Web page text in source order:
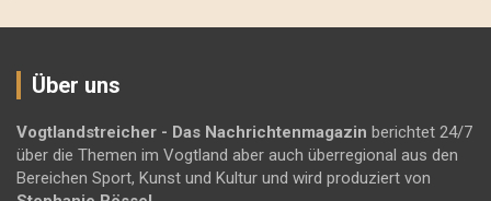
Über uns
Vogtlandstreicher - Das Nachrichtenmagazin berichtet 24/7
über die Themen im Vogtland aber auch überregional aus den
Bereichen Sport, Kunst und Kultur und wird produziert von